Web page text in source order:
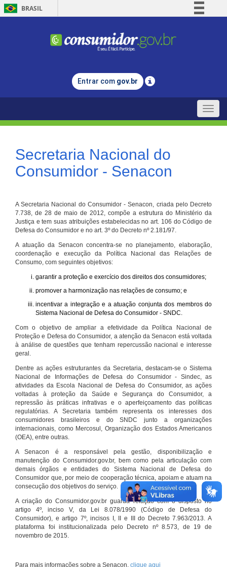
BRASIL
Comunica BR
Legislação
Entrar com gov.br
Toggle
Secretaria Nacional do
Consumidor - Senacon
A Secretaria Nacional do Consumidor - Senacon, criada pelo Decreto
7.738, de 28 de maio de 2012, compõe a estrutura do Ministério da
Justiça e tem suas atribuições estabelecidas no art. 106 do Código de
Defesa do Consumidor e no art. 3º do Decreto nº 2.181/97.
A atuação da Senacon concentra-se no planejamento, elaboração,
coordenação e execução da Política Nacional das Relações de
Consumo, com seguintes objetivos:
garantir a proteção e exercício dos direitos dos consumidores;
promover a harmonização nas relações de consumo; e
incentivar a integração e a atuação conjunta dos membros do
Sistema Nacional de Defesa do Consumidor - SNDC.
Com o objetivo de ampliar a efetividade da Política Nacional de
Proteção e Defesa do Consumidor, a atenção da Senacon está voltada
à análise de questões que tenham repercussão nacional e interesse
geral.
Dentre as ações estruturantes da Secretaria, destacam-se o Sistema
Nacional de Informações de Defesa do Consumidor - Sindec, as
atividades da Escola Nacional de Defesa do Consumidor, as ações
voltadas à proteção da Saúde e Segurança do Consumidor, a
repressão às práticas infrativas e o aperfeiçoamento das políticas
regulatórias. A Secretaria também representa os interesses dos
consumidores brasileiros e do SNDC junto a organizações
internacionais, como Mercosul, Organização dos Estados Americanos
(OEA), entre outras.
A Senacon é a responsável pela gestão, disponibilização e
manutenção do Consumidor.gov.br, bem como pela articulação com
demais órgãos e entidades do Sistema Nacional de Defesa do
Consumidor que, por meio de cooperação técnica, apoiam e atuam na
consecução dos objetivos do serviço.
A criação do Consumidor.gov.br guarda relação com o disposto no
artigo 4º, inciso V, da Lei 8.078/1990 (Código de Defesa do
Consumidor), e artigo 7º, incisos I, II e III do Decreto 7.963/2013. A
plataforma foi institucionalizada pelo Decreto nº 8.573, de 19 de
novembro de 2015.
Para mais informações sobre a Senacon, clique aqui